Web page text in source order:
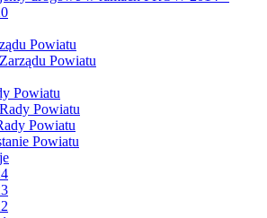
Powiatu
Powiatu
Powiatu
Powiatu
Powiatu